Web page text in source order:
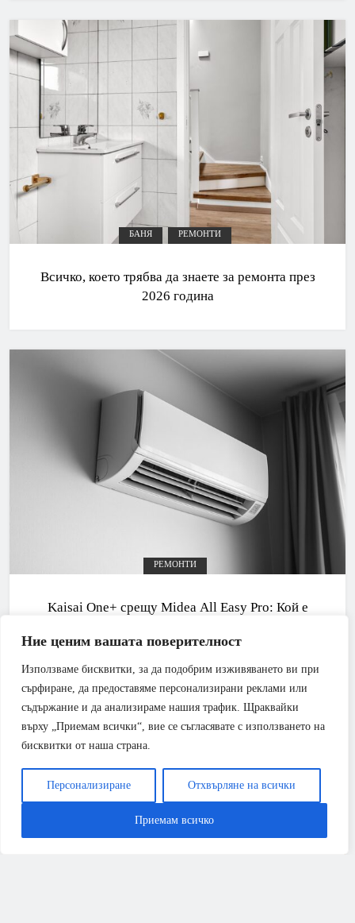
Ние ценим вашата поверителност
Използваме бисквитки, за да подобрим изживяването ви при
сърфиране, да предоставяме персонализирани реклами или
съдържание и да анализираме нашия трафик. Щраквайки
върху „Приемам всички“, вие се съгласявате с използването на
бисквитки от наша страна.
Персонализиране Отхвърляне на всички
Приемам всичко
БАНЯ РЕМОНТИ
Всичко, което трябва да знаете за ремонта през
2026 година
РЕМОНТИ
Kaisai One+ срещу Midea All Easy Pro: Кой е